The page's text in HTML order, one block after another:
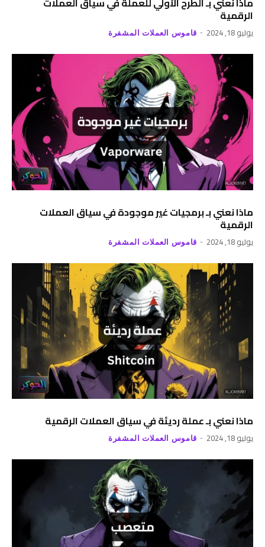
الرقمية
يوليو 18, 2024 قاموس العملات المشفرة
ماذا نعني بـ برمجيات غير موجودة في سياق العملات
الرقمية
يوليو 18, 2024 قاموس العملات المشفرة
ماذا نعني بـ عملة رديئة في سياق العملات الرقمية
يوليو 18, 2024 قاموس العملات المشفرة